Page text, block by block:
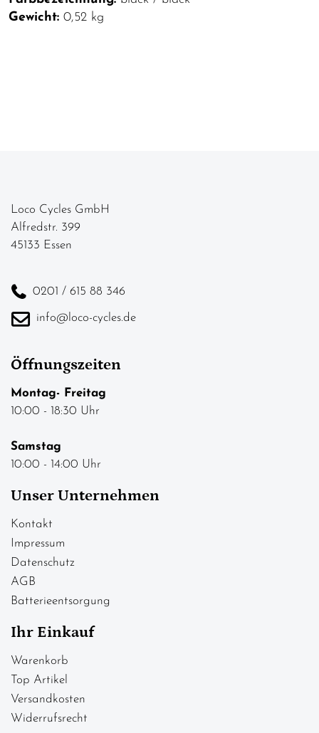
Gewicht: 0,52 kg
Loco Cycles GmbH
Alfredstr. 399
45133 Essen
0201 / 615 88 346
info@loco-cycles.de
Öffnungszeiten
Montag- Freitag
10:00 - 18:30 Uhr
Samstag
10:00 - 14:00 Uhr
Unser Unternehmen
Kontakt
Impressum
Datenschutz
AGB
Batterieentsorgung
Ihr Einkauf
Warenkorb
Top Artikel
Versandkosten
Widerrufsrecht